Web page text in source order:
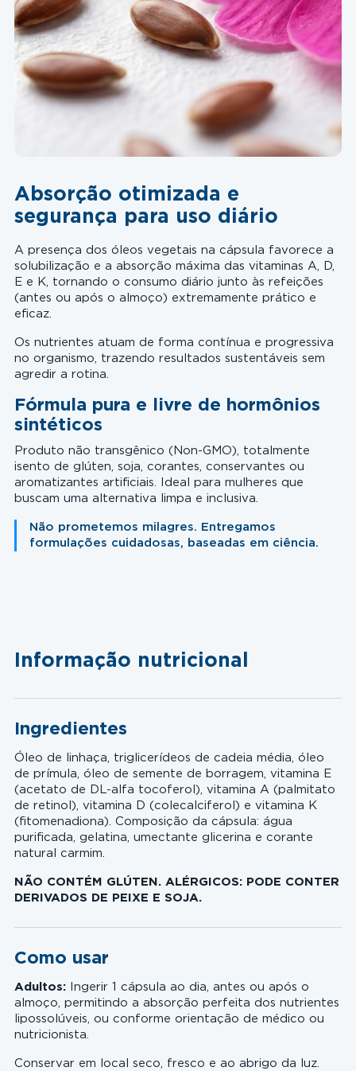
Absorção otimizada e
segurança para uso diário
A presença dos óleos vegetais na cápsula favorece a
solubilização e a absorção máxima das vitaminas A, D,
E e K, tornando o consumo diário junto às refeições
(antes ou após o almoço) extremamente prático e
eficaz.
Os nutrientes atuam de forma contínua e progressiva
no organismo, trazendo resultados sustentáveis sem
agredir a rotina.
Fórmula pura e livre de hormônios
sintéticos
Produto não transgênico (Non-GMO), totalmente
isento de glúten, soja, corantes, conservantes ou
aromatizantes artificiais. Ideal para mulheres que
buscam uma alternativa limpa e inclusiva.
Não prometemos milagres. Entregamos
formulações cuidadosas, baseadas em ciência.
Informação nutricional
Ingredientes
Óleo de linhaça, triglicerídeos de cadeia média, óleo
de prímula, óleo de semente de borragem, vitamina E
(acetato de DL-alfa tocoferol), vitamina A (palmitato
de retinol), vitamina D (colecalciferol) e vitamina K
(fitomenadiona). Composição da cápsula: água
purificada, gelatina, umectante glicerina e corante
natural carmim.
NÃO CONTÉM GLÚTEN. ALÉRGICOS: PODE CONTER
DERIVADOS DE PEIXE E SOJA.
Como usar
Adultos: Ingerir 1 cápsula ao dia, antes ou após o
almoço, permitindo a absorção perfeita dos nutrientes
lipossolúveis, ou conforme orientação de médico ou
nutricionista.
Conservar em local seco, fresco e ao abrigo da luz.